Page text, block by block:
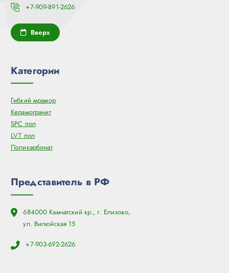
+7-909-891-2626
Вверх
Категории
Гибкий мрамор
Керамогранит
SPC пол
LVT пол
Поликарбонат
Представитель в РФ
684000 Камчатский кр., г. Елизово,
ул. Вилюйская 15
+7-903-692-2626